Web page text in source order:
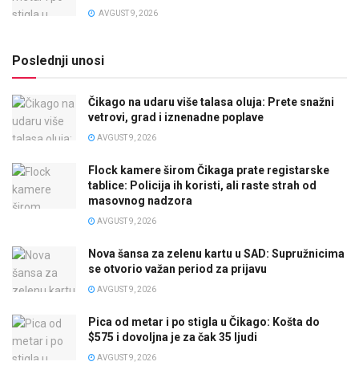
AVGUST 9, 2026
Poslednji unosi
Čikago na udaru više talasa oluja: Prete snažni
vetrovi, grad i iznenadne poplave
AVGUST 9, 2026
Flock kamere širom Čikaga prate registarske
tablice: Policija ih koristi, ali raste strah od
masovnog nadzora
AVGUST 9, 2026
Nova šansa za zelenu kartu u SAD: Supružnicima
se otvorio važan period za prijavu
AVGUST 9, 2026
Pica od metar i po stigla u Čikago: Košta do
$575 i dovoljna je za čak 35 ljudi
AVGUST 9, 2026